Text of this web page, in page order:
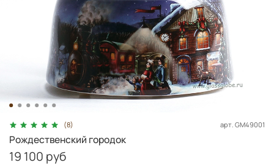
(8) арт. GM49001
Рождественский городок
19 100 руб